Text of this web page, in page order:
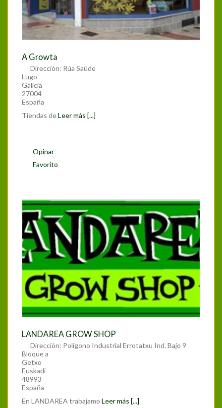
A Growta
Dirección: Rúa Saúde
Lugo
Galicia
27004
España
Tiendas deLeer más [...]
Opinar
Favorito
LANDAREA GROW SHOP
Dirección: Polígono Industrial Errotatxu Ind. Bajo 9
Bloque a
Getxo
Euskadi
48993
España
En LANDAREA trabajamo Leer más [...]